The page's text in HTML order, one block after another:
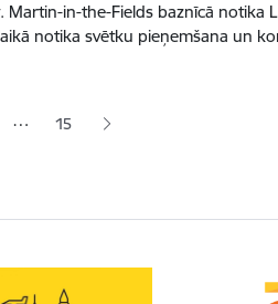
in-the-Fields baznīcā notika
notika svētku pieņemšana un
… 15